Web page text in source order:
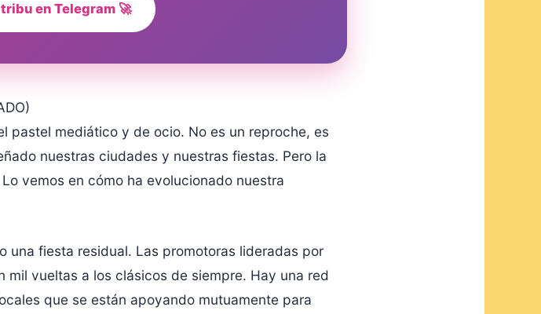
en Telegram 🚀
pastel mediático y de ocio. No es un reproche, es
nuestras ciudades y nuestras fiestas. Pero la
vemos en cómo ha evolucionado nuestra
una fiesta residual. Las promotoras lideradas por
vueltas a los clásicos de siempre. Hay una red
que se están apoyando mutuamente para